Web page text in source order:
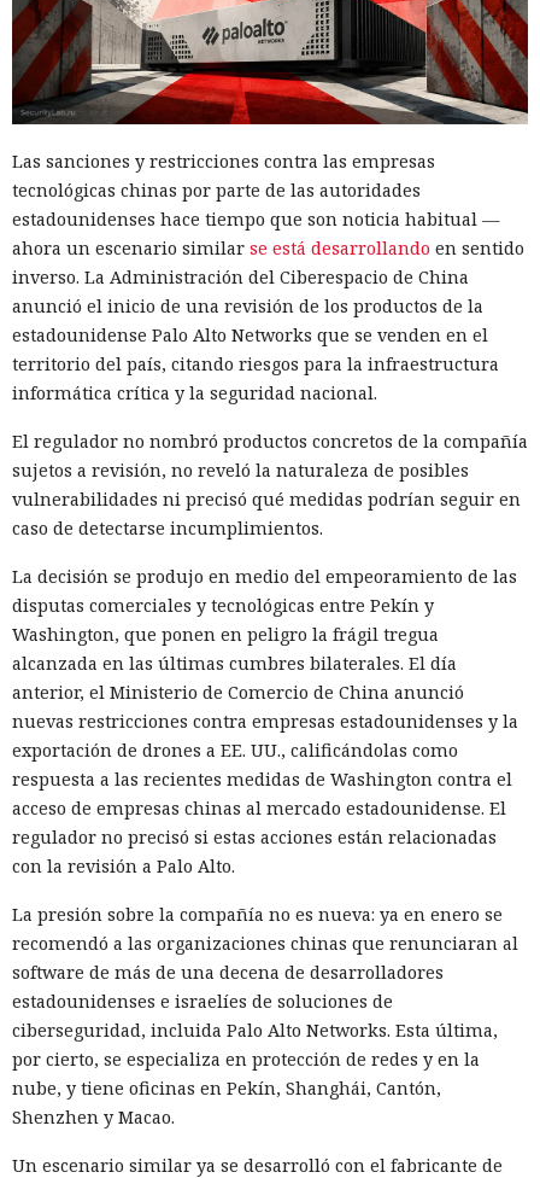
Las sanciones y restricciones contra las empresas
tecnológicas chinas por parte de las autoridades
estadounidenses hace tiempo que son noticia habitual —
ahora un escenario similar se está desarrollando en sentido
inverso. La Administración del Ciberespacio de China
anunció el inicio de una revisión de los productos de la
estadounidense Palo Alto Networks que se venden en el
territorio del país, citando riesgos para la infraestructura
informática crítica y la seguridad nacional.
El regulador no nombró productos concretos de la compañía
sujetos a revisión, no reveló la naturaleza de posibles
vulnerabilidades ni precisó qué medidas podrían seguir en
caso de detectarse incumplimientos.
La decisión se produjo en medio del empeoramiento de las
disputas comerciales y tecnológicas entre Pekín y
Washington, que ponen en peligro la frágil tregua
alcanzada en las últimas cumbres bilaterales. El día
anterior, el Ministerio de Comercio de China anunció
nuevas restricciones contra empresas estadounidenses y la
exportación de drones a EE. UU., calificándolas como
respuesta a las recientes medidas de Washington contra el
acceso de empresas chinas al mercado estadounidense. El
regulador no precisó si estas acciones están relacionadas
con la revisión a Palo Alto.
La presión sobre la compañía no es nueva: ya en enero se
recomendó a las organizaciones chinas que renunciaran al
software de más de una decena de desarrolladores
estadounidenses e israelíes de soluciones de
ciberseguridad, incluida Palo Alto Networks. Esta última,
por cierto, se especializa en protección de redes y en la
nube, y tiene oficinas en Pekín, Shanghái, Cantón,
Shenzhen y Macao.
Un escenario similar ya se desarrolló con el fabricante de